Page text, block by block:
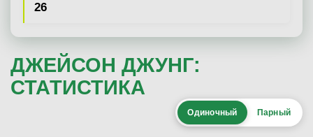
26
ДЖЕЙСОН ДЖУНГ:
СТАТИСТИКА
Одиночный Парный